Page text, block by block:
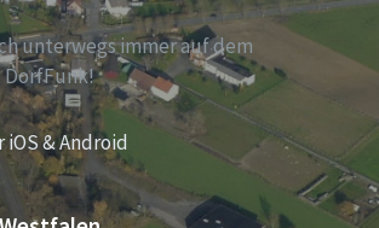
unterwegs immer auf dem
DorfFunk!
& Android